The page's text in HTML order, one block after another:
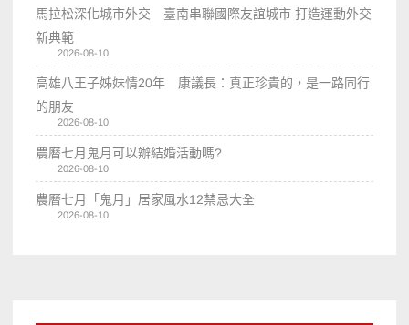
馬拉松深化城市外交 臺南串聯國際友誼城市 打造運動外交
新典範
2026-08-10
高雄八王子姊妹情20年 康議長：真正珍貴的，是一路同行
的朋友
2026-08-10
農曆七月鬼月可以辦結婚活動嗎?
2026-08-10
農曆七月「鬼月」居家風水12禁忌大全
2026-08-10